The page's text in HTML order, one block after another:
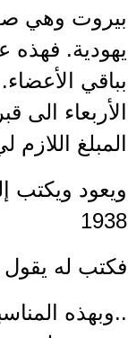
بيروت وهي
يهودية.
بباقي
الأربعاء
المبلغ
1938
فكتب له
..وبهذه